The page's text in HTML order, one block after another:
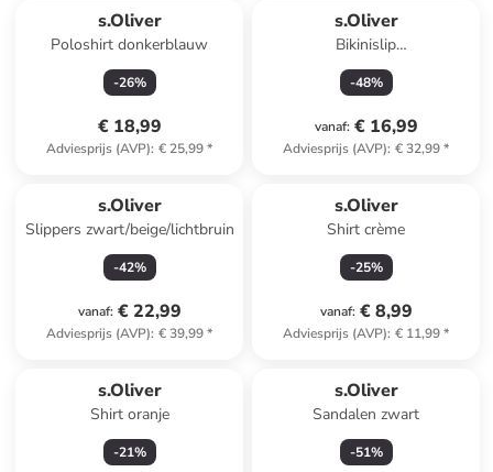
s.Oliver
Poloshirt donkerblauw
-26%
€ 18,99
Adviesprijs (AVP): € 25,99*
s.Oliver
Bikinislip
zwart/lichtblauw/koraalrood
-48%
vanaf: € 16,99
Adviesprijs (AVP): € 32,99*
s.Oliver
Slippers zwart/beige/lichtbruin
-42%
vanaf: € 22,99
Adviesprijs (AVP): € 39,99*
s.Oliver
Shirt crème
-25%
vanaf: € 8,99
Adviesprijs (AVP): € 11,99*
s.Oliver
Shirt oranje
-21%
s.Oliver
Sandalen zwart
-51%